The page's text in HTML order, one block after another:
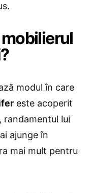
modul în care
este acoperit
randamentul lui
ajunge în
mai mult pentru